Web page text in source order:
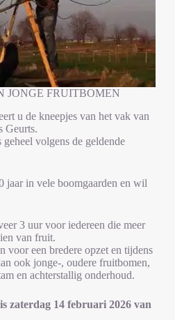
JONGE FRUITBOMEN
u de kneepjes van het vak van
Geurts.
volgens de geldende
jaar in vele boomgaarden en wil
3 uur voor iedereen die meer
van fruit.
voor een bredere opzet en tijdens
ook jonge-, oudere fruitbomen,
en achterstallig onderhoud.
zaterdag 14 februari 2026 van